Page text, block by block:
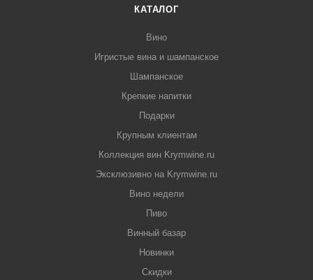
КАТАЛОГ
Вино
Игристые вина и шампанское
Шампанское
Крепкие напитки
Подарки
Крупным клиентам
Коллекция вин Krymwine.ru
Эксклюзивно на Krymwine.ru
Вино недели
Пиво
Винный базар
Новинки
Скидки